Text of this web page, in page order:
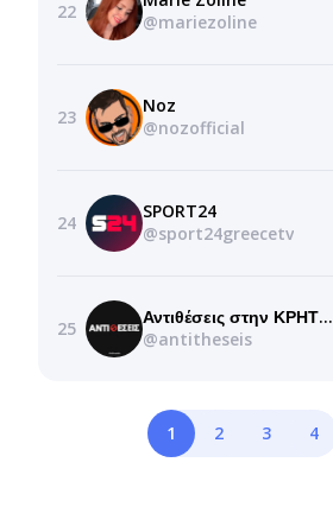
22
@mariezoline
23
Noz
@nozofficial
24
SPORT24
@sport24greecetv
25
Αντιθέσεις στην ΚΡΗΤΗ TV
@antitheseis
1 2 3 4